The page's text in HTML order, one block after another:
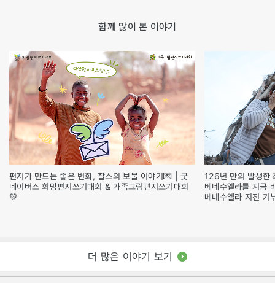
함께 많이 본 이야기
편지가 만드는 좋은 변화, 찰스의 보물 이야기💌 | 굿
네이버스 희망편지쓰기대회 & 가족그림편지쓰기대회
💚
126년 만의 발생한
베네수엘라를 지금
베네수엘라 지진 기
더 많은 이야기 보기